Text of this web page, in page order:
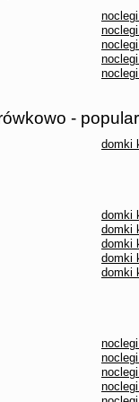
-
domki
domki
domki
domki
domki
domki